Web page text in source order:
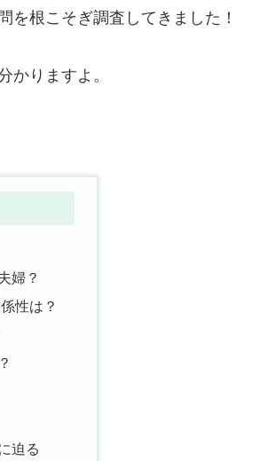
を根こそぎ調査してきました！
かりますよ。
婦？
性は？
迫る